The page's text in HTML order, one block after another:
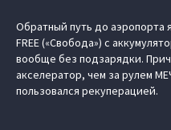
Обратный путь до аэропорта
FREE («Свобода») с
вообще без подзарядки.
акселератор, чем за рулем
пользовался рекуперацией.